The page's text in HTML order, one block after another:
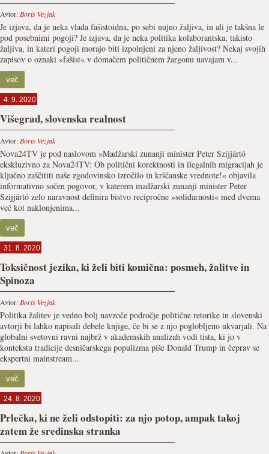
Avtor: Boris Vezjak
Je izjava, da je neka vlada fašistoidna, po sebi nujno žaljiva, in ali je takšna le
pod posebnimi pogoji? Je izjava, da je neka politika kolaborantska, takisto
žaljiva, in kateri pogoji morajo biti izpolnjeni za njeno žaljivost? Nekaj svojih
zapisov o oznaki »fašist« v domačem političnem žargonu navajam v...
več
4. 9. 2020
Višegrad, slovenska realnost
Avtor: Boris Vezjak
Nova24TV je pod naslovom »Madžarski zunanji minister Peter Szijjártó
ekskluzivno za Nova24TV: Ob politični korektnosti in ilegalnih migracijah je
ključno zaščititi naše zgodovinsko izročilo in krščanske vrednote!« objavila
informativno sočen pogovor, v katerem madžarski zunanji minister Peter
Szijjártó zelo naravnost definira bistvo recipročne »solidarnosti« med dvema
več kot naklonjenima...
več
31. 8. 2020
Toksičnost jezika, ki želi biti komična: posmeh, žalitve in
Spinoza
Avtor: Boris Vezjak
Politika žalitev je vedno bolj navzoče področje politične retorike in slovenski
avtorji bi lahko napisali debele knjige, če bi se z njo poglobljeno ukvarjali. Na
globalni svetovni ravni najbrž v akademskih analizah vodi tista, ki jo v
kontekstu tradicije desničarskega populizma piše Donald Trump in čeprav se
ekspertni mainstream...
več
24. 8. 2020
Prlečka, ki ne želi odstopiti: za njo potop, ampak takoj
zatem že sredinska stranka